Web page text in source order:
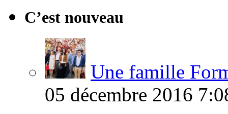
C’est nouveau
Une famille
05 décembre 2016